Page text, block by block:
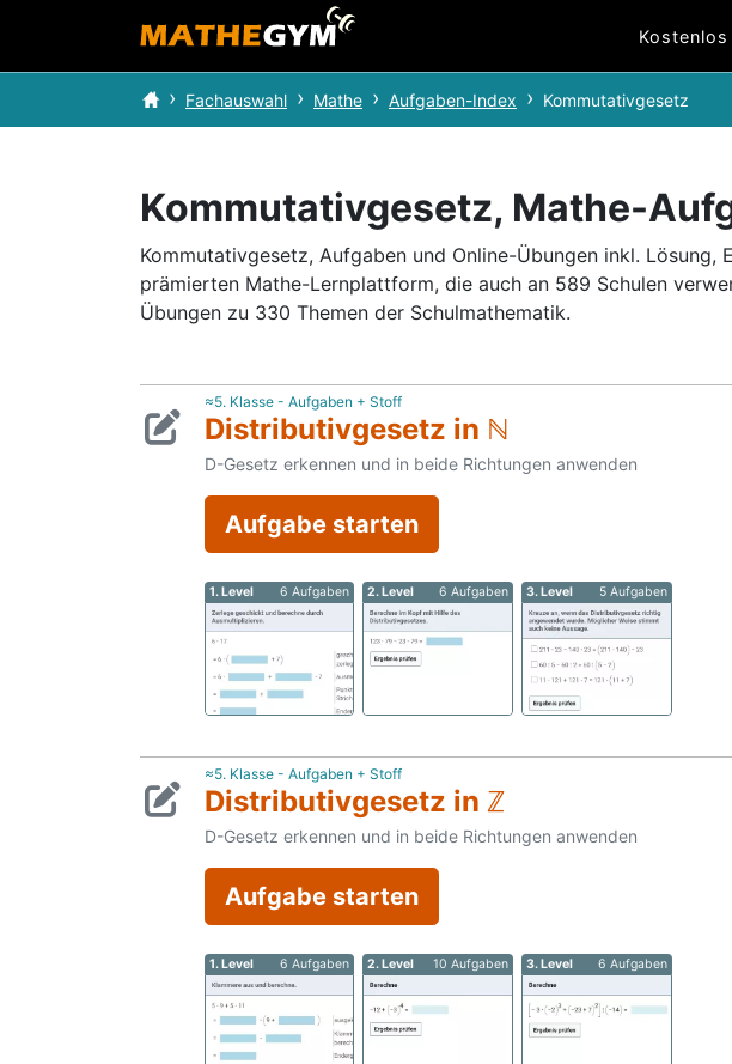
Fachauswahl Mathe Aufgaben-Index Kommutativgesetz
Kommutativgesetz, Mathe-
Kommutativgesetz, Aufgaben und Online-Übungen inkl. Lösung,
prämierten Mathe-Lernplattform, die auch an 589 Schulen
Übungen zu 330 Themen der Schulmathematik.
≈5. Klasse - Aufgaben + Stoff
Distributivgesetz in ℕ
D-Gesetz erkennen und in beide Richtungen anwenden
Aufgabe starten
1. Level 6 Aufgaben 2. Level 6 Aufgaben 3. Level 5 Aufgaben
≈5. Klasse - Aufgaben + Stoff
Distributivgesetz in ℤ
D-Gesetz erkennen und in beide Richtungen anwenden
Aufgabe starten
1. Level 6 Aufgaben 2. Level 10 Aufgaben 3. Level 6 Aufgaben